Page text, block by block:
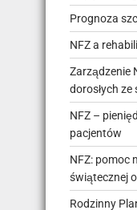
Prognoza
NFZ a
Zarządzenie
dorosłych ze
NFZ –
pacjentów
NFZ: pomoc
świątecznej
Rodzinny